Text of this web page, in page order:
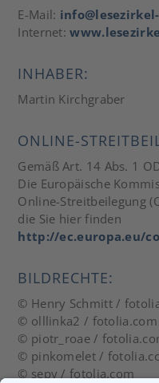
E-Mail:
Internet:
INHABER:
Martin Kirchgraber
ONLINE-
Gemäß Art. 14 Abs. 1
Die Europäische
Online-Streitbeilegung
die Sie hier finden
http://ec.europa.eu/
BILDRECHTE:
© Henry Schmitt /
© olllinka2 / fotolia.com
© piotr_roae /
© pinkomelet /
© sepy / fotolia.com